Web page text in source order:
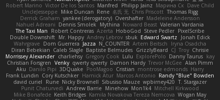
Robert Marino Victor De los Santos Manfred Philipp Jainz Марина Ск Dave Child
UncleJesseppe Mike Duncan Rene 名氏 无 Chris Priscott Thomas Rigg
Derrick Graham yankee (derogatory) Overshafter Madeleine Andersson
Nahuel Adreani Dennis Smolek Mythina Noward Beast Valerian Vardania
The Taxi Man
Robert Contreras Azerta HoboGod Steve Pedler PixelScribe
Double Downshift Mr. Happy Andrey Lebrov sbuk Edward Swartz
Jonah Edick
Wahrgrave Dom Guerrera Jazza N_COUNTER Artem Beitsch
Iryna Osadcha
Diran Bebekian Caleb Slagle Baptiste Belmudes GrizzlyBeard CJ Troy Chrisie
Morrissey Alexander charliehsy Gregory Cook Lulu ExplorePolo Danny Taurus kay
Christian Forsgren Venky qwerty qwerty Damon Hardy Trevor McGee Alan Pimm
Aku Danilo Pipi 3DQuake PooMagoo Cristian montrose edmonds Harry
Frank Lundin Cory Kutschker Harnick Atur Marcos Antonio Randy "Blue" Bowden
david curiel
Rune Nicky Brownell Sibusiso Mauze wpbirney420 T. Stargazer
Punit Chaturvedi Andrew Barrie Minehow Mon1k4 Mitchell Kirkwood
Mike Bonafede Keith Bridges Kamila Novakova Tereza Nemcova Wogan May